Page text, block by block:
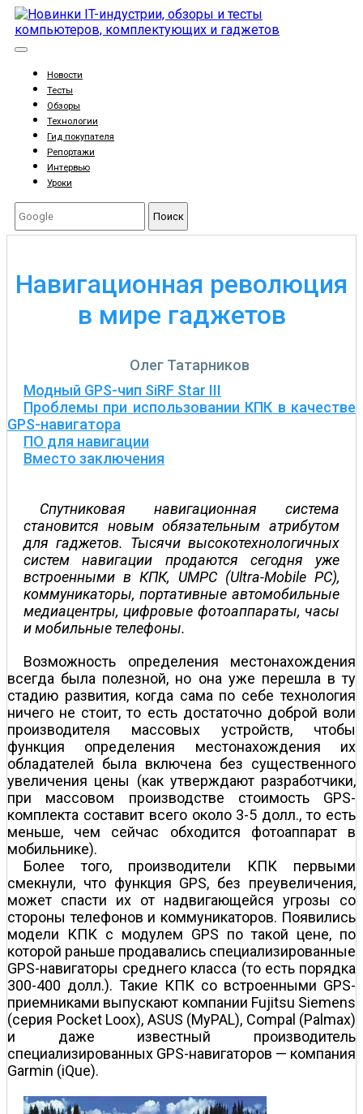
Новости
Тесты
Обзоры
Технологии
Гид покупателя
Репортажи
Интервью
Уроки
Поиск
Навигационная революция
в мире гаджетов
Олег Татарников
Модный GPS-чип SiRF Star III
Проблемы при использовании КПК в качестве
GPS-навигатора
ПО для навигации
Вместо заключения
Спутниковая навигационная система
становится новым обязательным атрибутом
для гаджетов. Тысячи высокотехнологичных
систем навигации продаются сегодня уже
встроенными в КПК, UMPC (Ultra-Mobile PC),
коммуникаторы, портативные автомобильные
медиацентры, цифровые фотоаппараты, часы
и мобильные телефоны.
Возможность определения местонахождения
всегда была полезной, но она уже перешла в ту
стадию развития, когда сама по себе технология
ничего не стоит, то есть достаточно доброй воли
производителя массовых устройств, чтобы
функция определения местонахождения их
обладателей была включена без существенного
увеличения цены (как утверждают разработчики,
при массовом производстве стоимость GPS-
комплекта составит всего около 3-5 долл., то есть
меньше, чем сейчас обходится фотоаппарат в
мобильнике).
Более того, производители КПК первыми
смекнули, что функция GPS, без преувеличения,
может спасти их от надвигающейся угрозы со
стороны телефонов и коммуникаторов. Появились
модели КПК с модулем GPS по такой цене, по
которой раньше продавались специализированные
GPS-навигаторы среднего класса (то есть порядка
300-400 долл.). Такие КПК со встроенными GPS-
приемниками выпускают компании Fujitsu Siemens
(серия Pocket Loox), ASUS (MyPAL), Compal (Palmax)
и даже известный производитель
специализированных GPS-навигаторов — компания
Garmin (iQue).